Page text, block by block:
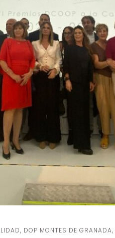
, DOP MONTES DE GRANADA,